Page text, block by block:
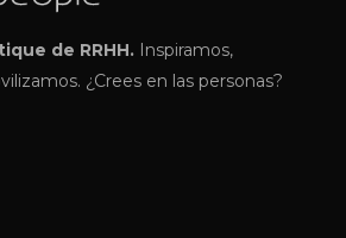
de RRHH. Inspiramos,
¿Crees en las personas?